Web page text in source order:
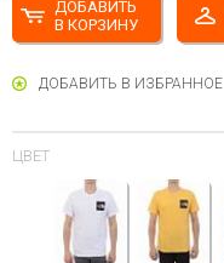
ДОБАВИТЬ
В КОРЗИНУ
ДОБАВИТЬ В ИЗБРАННОЕ
ЦВЕТ